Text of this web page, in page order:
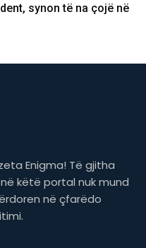
synon të na çojë në
Enigma! Të gjitha
këtë portal nuk mund
në çfarëdo